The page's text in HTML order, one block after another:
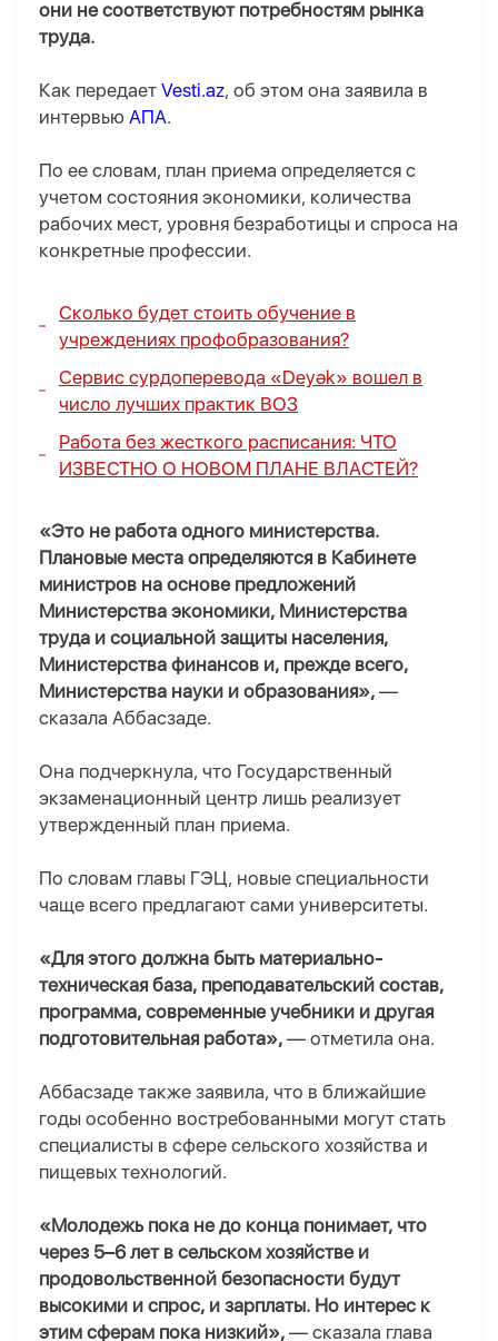
они не соответствуют потребностям рынка
труда.
Как передает Vesti.az, об этом она заявила в
интервью АПА.
По ее словам, план приема определяется с
учетом состояния экономики, количества
рабочих мест, уровня безработицы и спроса на
конкретные профессии.
Сколько будет стоить обучение в
учреждениях профобразования?
Сервис сурдоперевода «Deyək» вошел в
число лучших практик ВОЗ
Работа без жесткого расписания: ЧТО
ИЗВЕСТНО О НОВОМ ПЛАНЕ ВЛАСТЕЙ?
«Это не работа одного министерства.
Плановые места определяются в Кабинете
министров на основе предложений
Министерства экономики, Министерства
труда и социальной защиты населения,
Министерства финансов и, прежде всего,
Министерства науки и образования», —
сказала Аббасзаде.
Она подчеркнула, что Государственный
экзаменационный центр лишь реализует
утвержденный план приема.
По словам главы ГЭЦ, новые специальности
чаще всего предлагают сами университеты.
«Для этого должна быть материально-
техническая база, преподавательский состав,
программа, современные учебники и другая
подготовительная работа», — отметила она.
Аббасзаде также заявила, что в ближайшие
годы особенно востребованными могут стать
специалисты в сфере сельского хозяйства и
пищевых технологий.
«Молодежь пока не до конца понимает, что
через 5–6 лет в сельском хозяйстве и
продовольственной безопасности будут
высокими и спрос, и зарплаты. Но интерес к
этим сферам пока низкий», — сказала глава